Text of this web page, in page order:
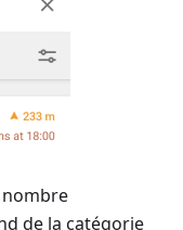
de la catégorie